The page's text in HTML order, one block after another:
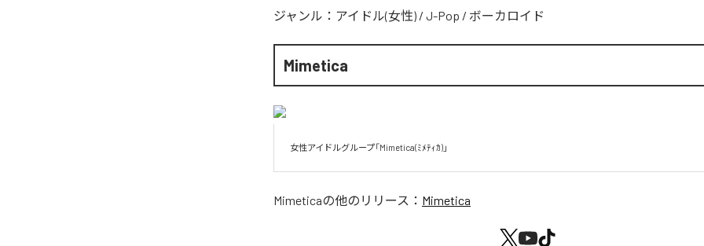
ジャンル： アイドル(女性) / J-Pop / ボーカロイド
Mimetica
女性アイドルグループ「Mimetica(ﾐﾒﾃｨｶ)」
Mimeticaの他のリリース： Mimetica